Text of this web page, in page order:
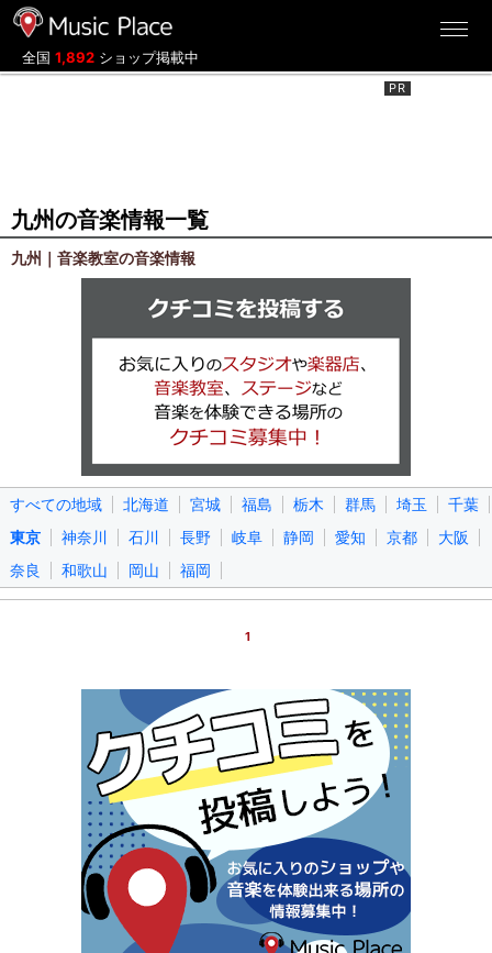
全国 1,892 ショップ掲載中
九州の音楽情報一覧
九州｜音楽教室の音楽情報
すべての地域 北海道 宮城 福島 栃木 群馬 埼玉
千葉
東京
神奈川 石川 長野 岐阜 静岡 愛知 京都
大阪
奈良
和歌山 岡山 福岡
1